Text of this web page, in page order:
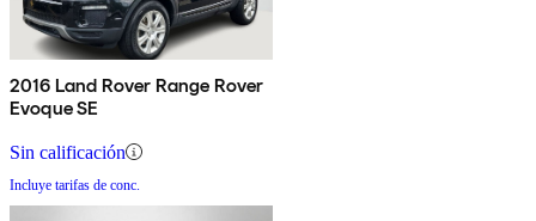
2016 Land Rover Range Rover
Evoque SE
Sin calificación
Incluye tarifas de conc.